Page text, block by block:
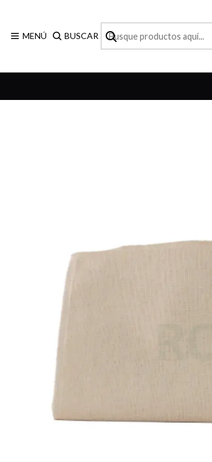
MENÚ BUSCAR